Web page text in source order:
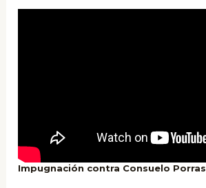
Impugnación contra Consuelo Porras